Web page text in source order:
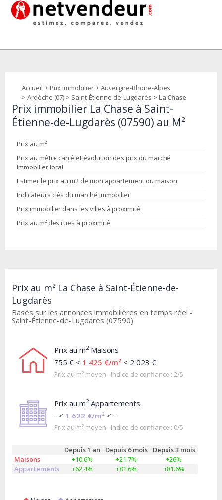
Accueil > Prix immobilier > Auvergne-Rhone-Alpes
> Ardèche (07) > Saint-Étienne-de-Lugdarès > La Chase
Prix immobilier La Chase à Saint-
Étienne-de-Lugdarès (07590) au M²
Prix au m²
Prix au mètre carré et évolution des prix du marché
immobilier local
Estimer le prix au m2 de mon appartement ou maison
Indicateurs clés du marché immobilier
Prix immobilier dans les villes à proximité
Prix au m² des rues à proximité
Prix au m² La Chase à Saint-Étienne-de-
Lugdarès
Basés sur les annonces immobilières en temps réel -
Saint-Étienne-de-Lugdarès (07590)
Prix au m2Maisons
755 € < 1 425 €/m² < 2 023 €
Prix au m² moyen - Indice de confiance : 2/5
Prix au m2Appartements
- < 1 622 €/m² < -
Prix au m² moyen - Indice de confiance : 0/5
Depuis 1 an Depuis 6 mois
Depuis 3 mois
Maisons
+10.6% +21.7%
+26%
Appartements
+62.4% +81.6% +81.6%